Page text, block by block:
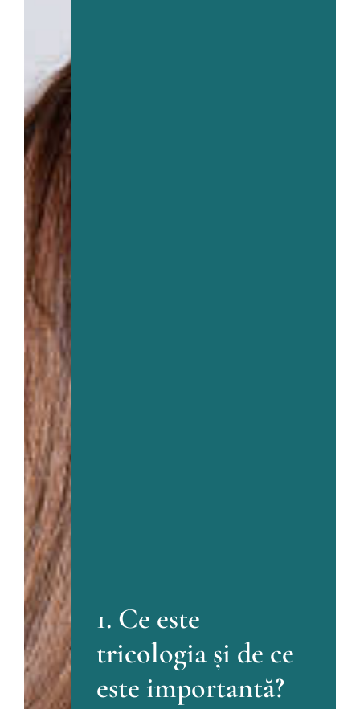
1. Ce este
tricologia și de ce
este importantă?